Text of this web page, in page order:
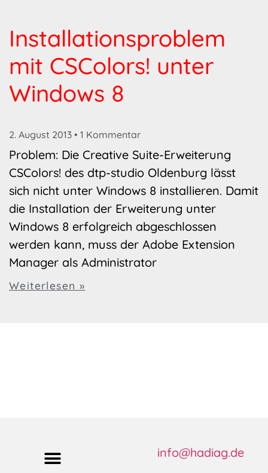
Installationsproblem
mit CSColors! unter
Windows 8
2. August 2013 1 Kommentar
Problem: Die Creative Suite-Erweiterung
CSColors! des dtp-studio Oldenburg lässt
sich nicht unter Windows 8 installieren. Damit
die Installation der Erweiterung unter
Windows 8 erfolgreich abgeschlossen
werden kann, muss der Adobe Extension
Manager als Administrator
Weiterlesen »
info@hadiag.de